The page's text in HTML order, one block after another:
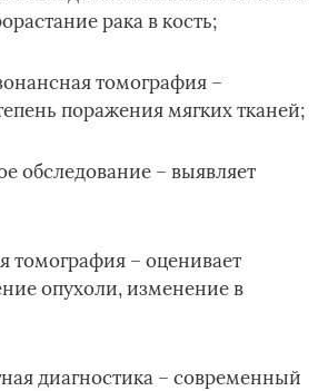
рака в кость;
томография –
поражения мягких тканей;
обследование – выявляет
томография – оценивает
опухоли, изменение в
диагностика – современный